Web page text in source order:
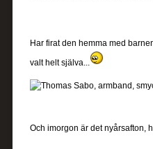
Har firat den hemma med
valt helt själva...
Och imorgon är det nyårsafton,